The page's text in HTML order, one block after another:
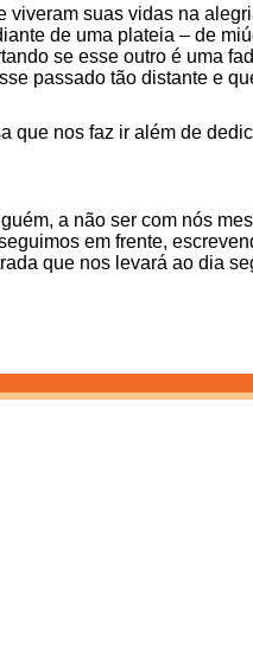
suas vidas na
de uma plateia – de
se esse outro é uma
passado tão distante e
que nos faz ir além de
a não ser com nós
em frente,
que nos levará ao dia